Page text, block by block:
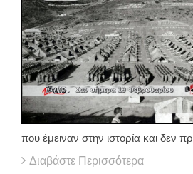
που έμειναν στην ιστορία και δεν
Διαβάστε Περισσότερα